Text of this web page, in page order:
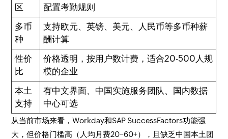
区
配置考勤规则
多币
种
支持欧元、英镑、美元、人民币等多币种薪
酬计算
性价
比
价格透明，按用户数计费，适合20-500人规
模的企业
本土
支持
有中文界面、中国实施服务团队、国内数据
中心可选
从当前市场来看，Workday和SAP SuccessFactors功能强
大，但价格门槛高（人均月费20−60+），且缺乏中国本土团